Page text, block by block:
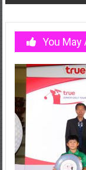
You May